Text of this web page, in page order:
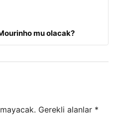
mu olacak?
Gerekli alanlar *